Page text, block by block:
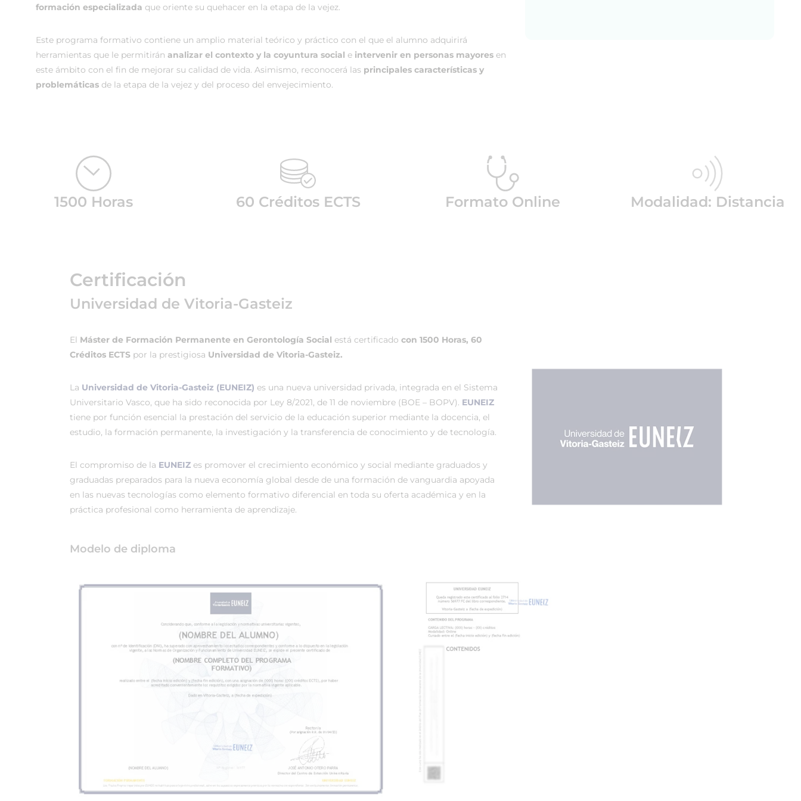
formación especializada que oriente su quehacer en la etapa de la vejez.
Este programa formativo contiene un amplio material teórico y práctico con el que el alumno adquirirá
herramientas que le permitirán analizar el contexto y la coyuntura social e intervenir en personas mayores en
este ámbito con el fin de mejorar su calidad de vida. Asimismo, reconocerá las principales características y
problemáticas de la etapa de la vejez y del proceso del envejecimiento.
1500 Horas 60 Créditos ECTS Formato Online Modalidad: Distancia
Certificación
Universidad de Vitoria-Gasteiz
El Máster de Formación Permanente en Gerontología Social está certificado con 1500 Horas, 60
Créditos ECTS por la prestigiosa Universidad de Vitoria-Gasteiz.
La Universidad de Vitoria-Gasteiz (EUNEIZ) es una nueva universidad privada, integrada en el Sistema
Universitario Vasco, que ha sido reconocida por Ley 8/2021, de 11 de noviembre (BOE – BOPV). EUNEIZ
tiene por función esencial la prestación del servicio de la educación superior mediante la docencia, el
estudio, la formación permanente, la investigación y la transferencia de conocimiento y de tecnología.
El compromiso de la EUNEIZ es promover el crecimiento económico y social mediante graduados y
graduadas preparados para la nueva economía global desde de una formación de vanguardia apoyada
en las nuevas tecnologías como elemento formativo diferencial en toda su oferta académica y en la
práctica profesional como herramienta de aprendizaje.
Modelo de diploma